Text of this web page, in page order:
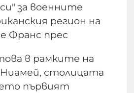
за военните
регион на
Франс прес
в рамките на
столицата
първият